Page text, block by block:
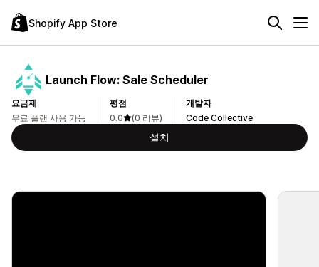
Shopify App Store
Launch Flow: Sale Scheduler
요금제
무료 플랜 사용 가능
평점
0.0
(0 리뷰)
개발자
Code Collective
설치